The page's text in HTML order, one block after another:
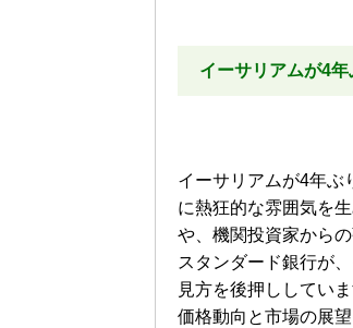
イーサリアムが4
イーサリアムが4年ぶ
に熱狂的な雰囲気を
や、機関投資家から
スタンダード銀行が
見方を後押ししてい
価格動向と市場の展